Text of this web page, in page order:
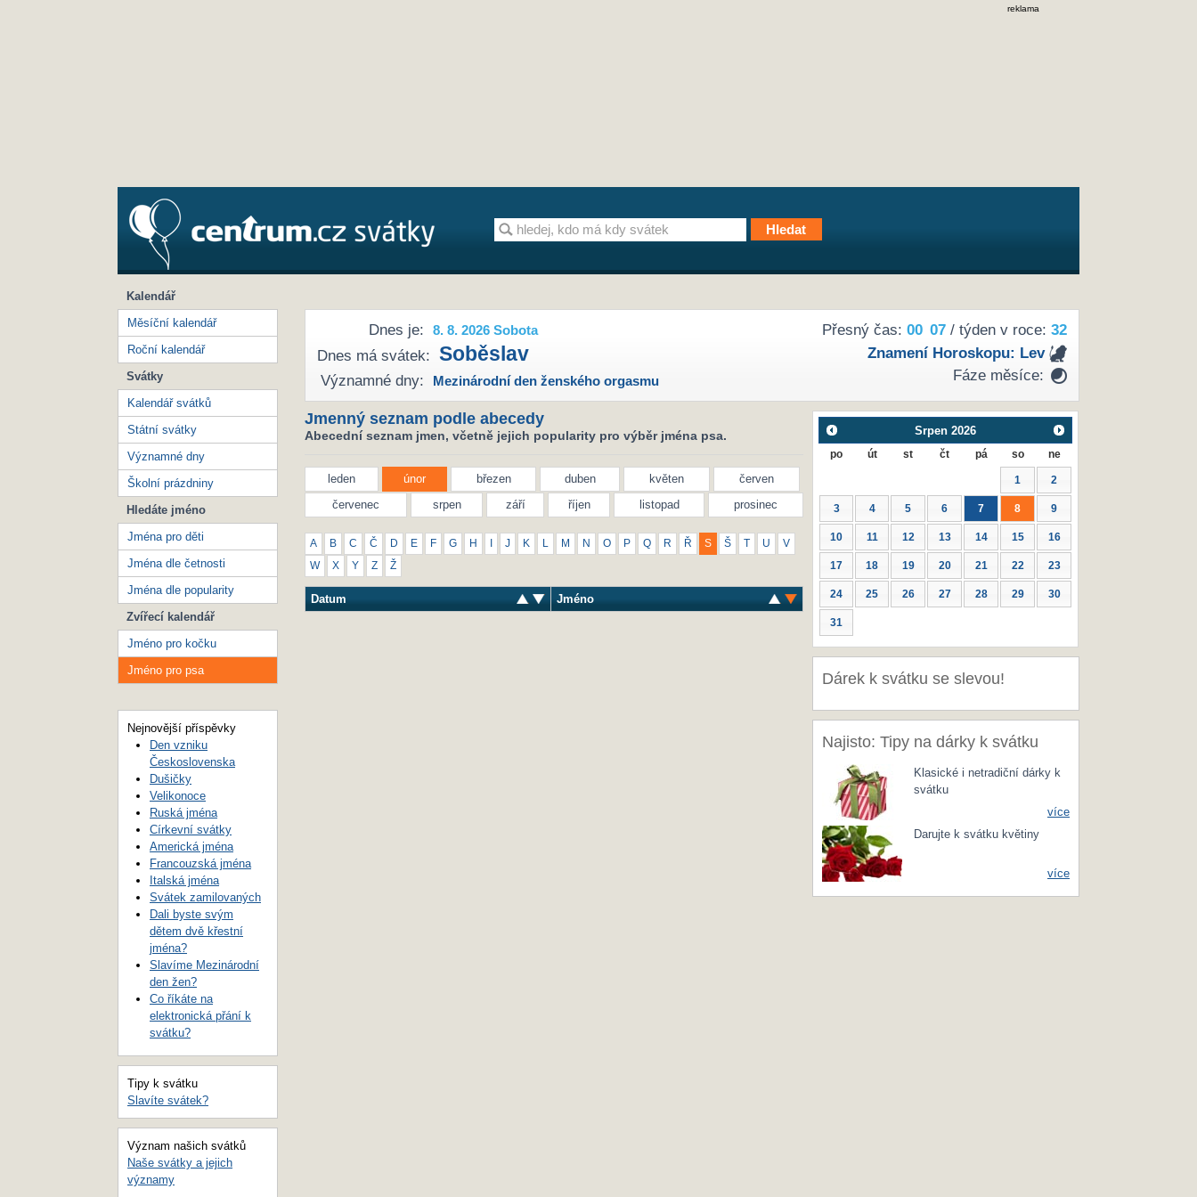
reklama
Přesný čas: 00 07/ týden v roce: 32
Znamení Horoskopu: Lev
Fáze měsíce:
Dnes je: 8. 8. 2026 Sobota
Dnes má svátek: Soběslav
Významné dny: Mezinárodní den ženského orgasmu
Jmenný seznam podle abecedy
Abecední seznam jmen, včetně jejich popularity pro výběr jména psa.
leden únor březen duben květen
červen
červenec
srpen září říjen listopad prosinec
A B C Č D E F G H J K M N O P Q R Ř S Š T U V
W X Y Z Ž
Datum Jméno
Srpen 2026
po út st čt pá so ne
1 2
3 4 5 6 7 8 9
10 11 12 13 14 15 16
17 18 19 20 21 22 23
24 25 26 27 28 29 30
31
Dárek k svátku se slevou!
Najisto: Tipy na dárky k svátku
Klasické i netradiční dárky k
svátku
více
Darujte k svátku květiny
více
Kalendář
Měsíční kalendář
Roční kalendář
Svátky
Kalendář svátků
Státní svátky
Významné dny
Školní prázdniny
Hledáte jméno
Jména pro děti
Jména dle četnosti
Jména dle popularity
Zvířecí kalendář
Jméno pro kočku
Jméno pro psa
Nejnovější příspěvky
Den vzniku
Československa
Dušičky
Velikonoce
Ruská jména
Církevní svátky
Americká jména
Francouzská jména
Italská jména
Svátek zamilovaných
Dali byste svým
dětem dvě křestní
jména?
Slavíme Mezinárodní
den žen?
Co říkáte na
elektronická přání k
svátku?
Tipy k svátku
Slavíte svátek?
Význam našich svátků
Naše svátky a jejich
významy